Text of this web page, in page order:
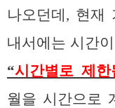
나오던데, 현재
내서에는 시간
“시간별로 제한
월을 시간으로